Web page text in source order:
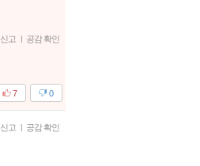
신고 | 공감 확인
0
7
신고 | 공감 확인